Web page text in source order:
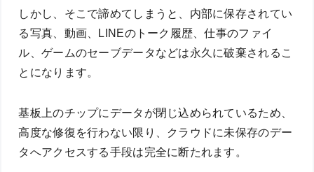
しかし、そこで諦めてしまうと、内部に保存されてい
る写真、動画、LINEのトーク履歴、仕事のファイ
ル、ゲームのセーブデータなどは永久に破棄されるこ
とになります。
基板上のチップにデータが閉じ込められているため、
高度な修復を行わない限り、クラウドに未保存のデー
タへアクセスする手段は完全に断たれます。